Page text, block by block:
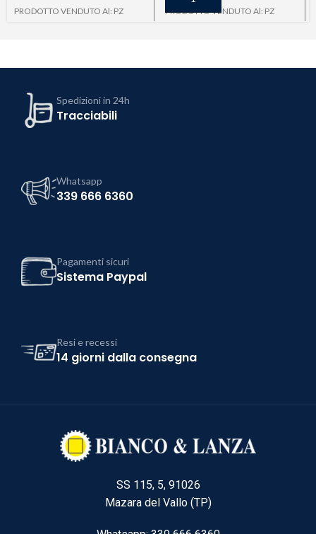
PRODOTTO VENDUTO Al: PZ PRODOTTO VENDUTO Al: PZ
Spedizioni in 24h
Tracciabili
Whatsapp
339 666 6360
Pagamenti sicuri
Sistema Paypal
Resi e recessi
14 giorni dalla consegna
SS 115, 5, 91026
Mazara del Vallo (TP)